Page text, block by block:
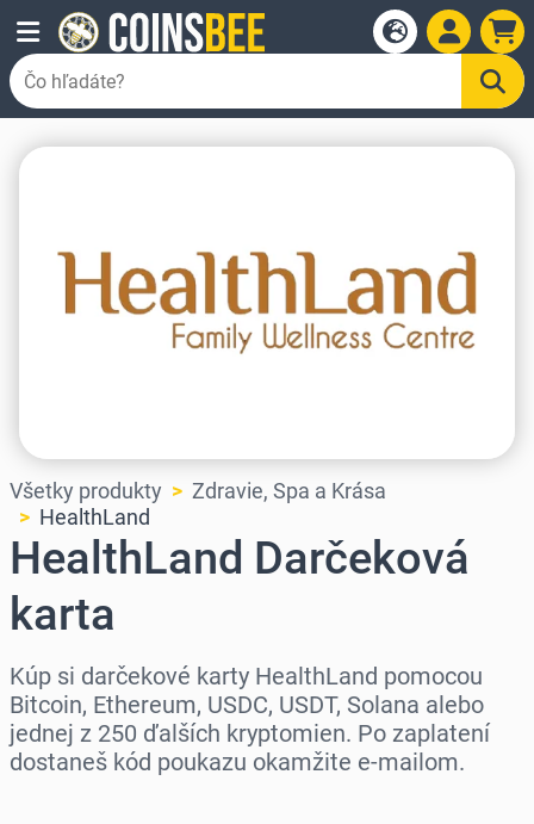
Všetky produkty
Zdravie, Spa a Krása
HealthLand
HealthLand Darčeková
karta
Kúp si darčekové karty HealthLand pomocou
Bitcoin, Ethereum, USDC, USDT, Solana alebo
jednej z 250 ďalších kryptomien. Po zaplatení
dostaneš kód poukazu okamžite e-mailom.